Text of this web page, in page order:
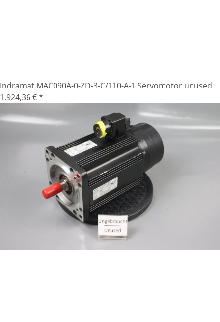
Indramat MAC090A-0-ZD-3-C/110-A-1 Servomotor unused
1.924,36 €*